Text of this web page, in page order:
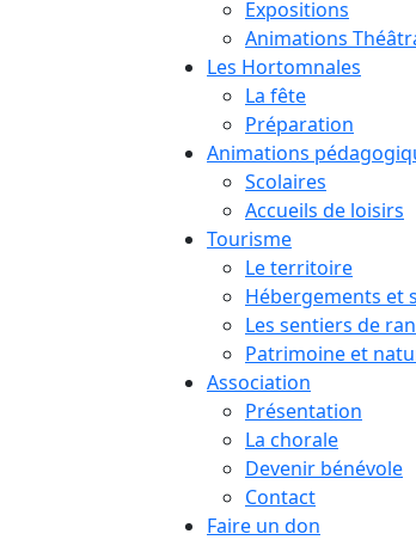
Expositions
Animations
Les Hortomnales
La fête
Préparation
Animations
Scolaires
Accueils de loisirs
Tourisme
Le territoire
Hébergements et
Les sentiers de
Patrimoine et
Association
Présentation
La chorale
Devenir bénévole
Contact
Faire un don